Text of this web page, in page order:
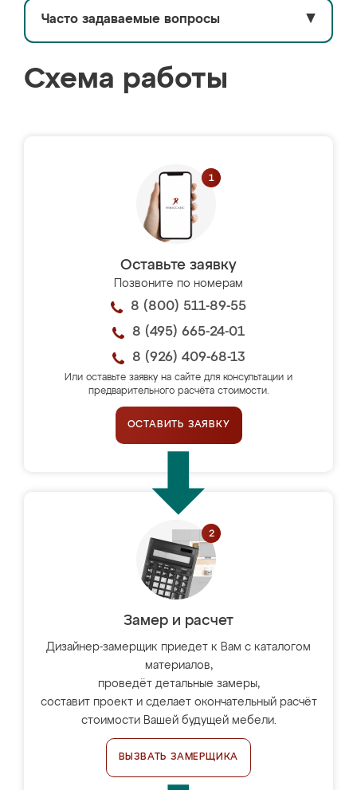
Часто задаваемые вопросы ▼
Схема работы
Оставьте заявку
Позвоните по номерам
8 (800) 511-89-55
8 (495) 665-24-01
8 (926) 409-68-13
Или оставьте заявку на сайте для консультации и
предварительного расчёта стоимости.
ОСТАВИТЬ ЗАЯВКУ
Замер и расчет
Дизайнер-замерщик приедет к Вам с каталогом
материалов,
проведёт детальные замеры,
составит проект и сделает окончательный расчёт
стоимости Вашей будущей мебели.
ВЫЗВАТЬ ЗАМЕРЩИКА